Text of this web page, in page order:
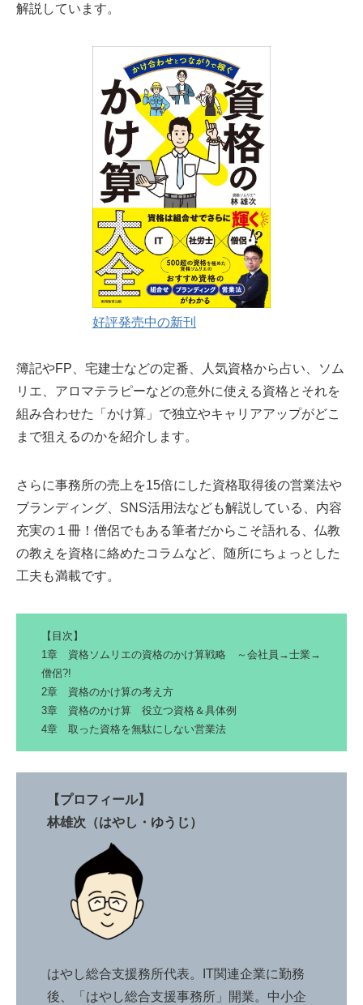
解説しています。
好評発売中の新刊
簿記やFP、宅建士などの定番、人気資格から占い、ソム
リエ、アロマテラピーなどの意外に使える資格とそれを
組み合わせた「かけ算」で独立やキャリアアップがどこ
まで狙えるのかを紹介します。
さらに事務所の売上を15倍にした資格取得後の営業法や
ブランディング、SNS活用法なども解説している、内容
充実の１冊！僧侶でもある筆者だからこそ語れる、仏教
の教えを資格に絡めたコラムなど、随所にちょっとした
工夫も満載です。
【目次】
1章 資格ソムリエの資格のかけ算戦略 ～会社員→士業→
僧侶?!
2章 資格のかけ算の考え方
3章 資格のかけ算 役立つ資格＆具体例
4章 取った資格を無駄にしない営業法
【プロフィール】
林雄次（はやし・ゆうじ）
はやし総合支援務所代表。IT関連企業に勤務
後、「はやし総合支援事務所」開業。中小企